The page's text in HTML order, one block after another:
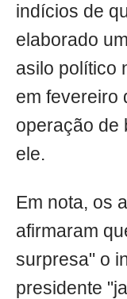
indícios de
elaborado
asilo político
em fevereiro
operação de
ele.
Em nota, os
afirmaram
surpresa" o
presidente